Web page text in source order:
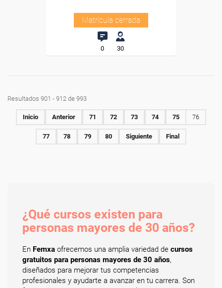
Matrícula cerrada
0 30
Resultados 901 - 912 de 993
Inicio Anterior 71 72 73 74 75 76
77 78 79 80 Siguiente Final
¿Qué cursos existen para
personas mayores de 30 años?
En Femxa ofrecemos una amplia variedad de cursos
gratuitos para personas mayores de 30 años,
diseñados para mejorar tus competencias
profesionales y ayudarte a avanzar en tu carrera. Son